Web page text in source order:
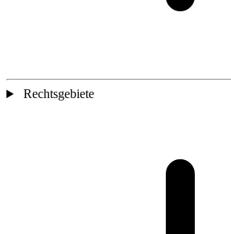
Rechtsgebiete